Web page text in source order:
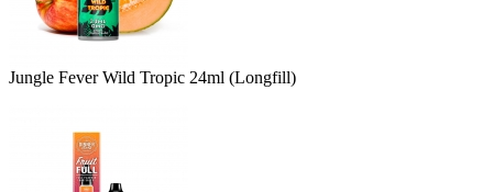
Jungle Fever Wild Tropic 24ml (Longfill)